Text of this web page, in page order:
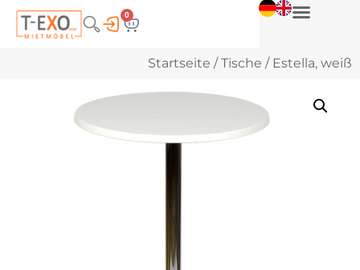
0
Startseite /Tische / Estella, weiß